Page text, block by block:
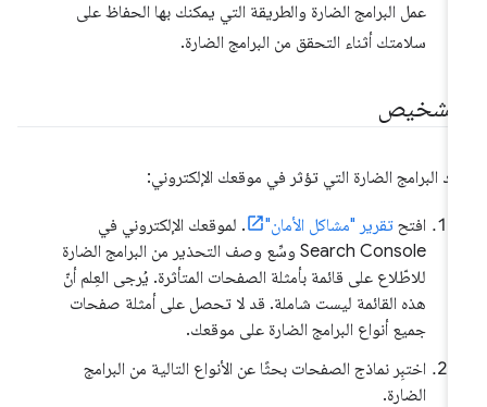
عمل البرامج الضارة والطريقة التي يمكنك بها الحفاظ على
سلامتك أثناء التحقق من البرامج الضارة.
البرامج الضارة التي تؤثر في موقعك الإلكتروني:
افتحتقرير "مشاكل الأمان"
. لموقعك الإلكتروني في
Search Console وسِّع وصف التحذير من البرامج الضارة
للاطّلاع على قائمة بأمثلة الصفحات المتأثرة. يُرجى العِلم أنّ
هذه القائمة ليست شاملة. قد لا تحصل على أمثلة صفحات
جميع أنواع البرامج الضارة على موقعك.
اختبِر نماذج الصفحات بحثًا عن الأنواع التالية من البرامج
الضارة.